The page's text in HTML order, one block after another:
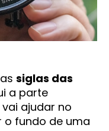
siglas das
a parte
ajudar no
o fundo de uma